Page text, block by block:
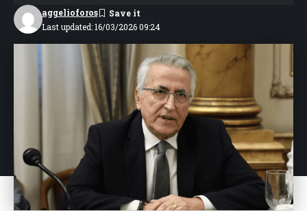
Last updated: 16/03/2026 09:24
aggelioforos